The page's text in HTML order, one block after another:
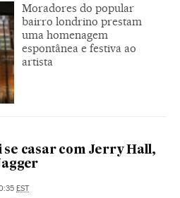
Moradores do popular
bairro londrino prestam
uma homenagem
espontânea e festiva ao
artista
casar com Jerry Hall,
EST